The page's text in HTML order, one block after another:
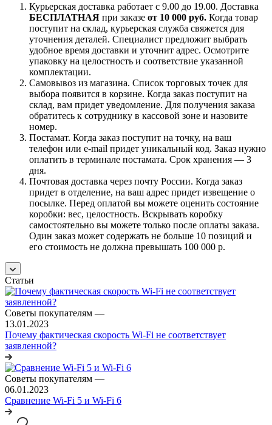
Курьерская доставка работает с 9.00 до 19.00. Доставка
БЕСПЛАТНАЯ при заказе от 10 000 руб. Когда товар
поступит на склад, курьерская служба свяжется для
уточнения деталей. Специалист предложит выбрать
удобное время доставки и уточнит адрес. Осмотрите
упаковку на целостность и соответствие указанной
комплектации.
Самовывоз из магазина. Список торговых точек для
выбора появится в корзине. Когда заказ поступит на
склад, вам придет уведомление. Для получения заказа
обратитесь к сотруднику в кассовой зоне и назовите
номер.
Постамат. Когда заказ поступит на точку, на ваш
телефон или e-mail придет уникальный код. Заказ нужно
оплатить в терминале постамата. Срок хранения — 3
дня.
Почтовая доставка через почту России. Когда заказ
придет в отделение, на ваш адрес придет извещение о
посылке. Перед оплатой вы можете оценить состояние
коробки: вес, целостность. Вскрывать коробку
самостоятельно вы можете только после оплаты заказа.
Один заказ может содержать не больше 10 позиций и
его стоимость не должна превышать 100 000 р.
Статьи
Советы покупателям —
13.01.2023
Почему фактическая скорость Wi-Fi не соответствует
заявленной?
Советы покупателям —
06.01.2023
Сравнение Wi-Fi 5 и Wi-Fi 6